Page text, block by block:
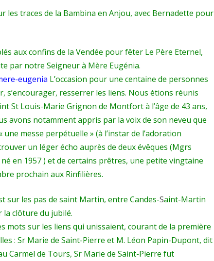
les traces de la Bambina en Anjou, avec Bernadette pour
aux confins de la Vendée pour fêter Le Père Eternel,
par notre Seigneur à Mère Eugénia.
eugenia L’occasion pour une centaine de personnes
s’encourager, resserrer les liens. Nous étions réunis
St Louis-Marie Grignon de Montfort à l’âge de 43 ans,
avons notamment appris par la voix de son neveu que
messe perpétuelle » (à l’instar de l’adoration
un léger écho auprès de deux évêques (Mgrs
en 1957 ) et de certains prêtres, une petite vingtaine
prochain aux Rinfilières.
sur les pas de saint Martin, entre Candes-Saint-Martin
clôture du jubilé.
mots sur les liens qui unissaient, courant de la première
: Sr Marie de Saint-Pierre et M. Léon Papin-Dupont, dit
Carmel de Tours, Sr Marie de Saint-Pierre fut